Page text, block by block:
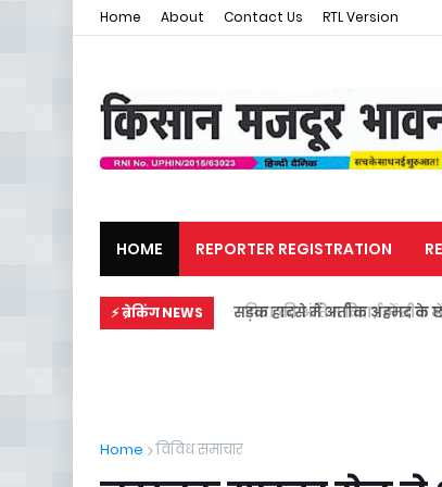
Home About Contact Us RTL Version
HOME REPORTER REGISTRATION
मजदूर समाचार राजनीति
⚡ ब्रेकिंग NEWS सड़क हादसे में अतीक अहमद के
Home विविध समाचार